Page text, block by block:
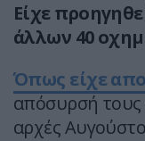
Είχε
άλλων 40
Όπως είχε
απόσυρσή τους
αρχές